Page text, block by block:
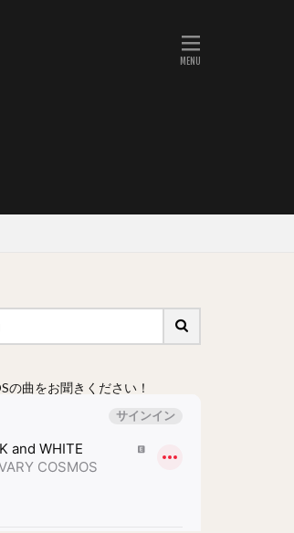
の曲をお聞きください！